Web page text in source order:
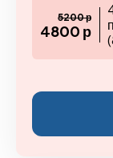
5200 р
4800 р